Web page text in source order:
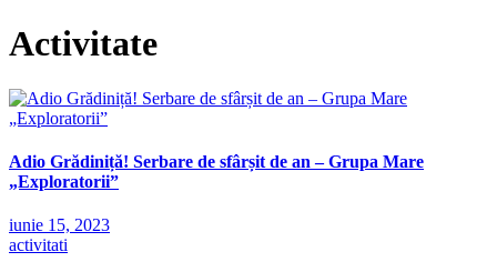
Activitate
Adio Grădiniță! Serbare de sfârșit de an – Grupa Mare
„Exploratorii”
iunie 15, 2023
activitati